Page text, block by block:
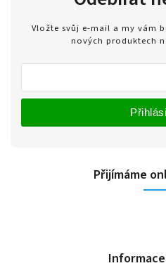
Vložte svůj e-mail a my vám
nových produktech
Přijímáme